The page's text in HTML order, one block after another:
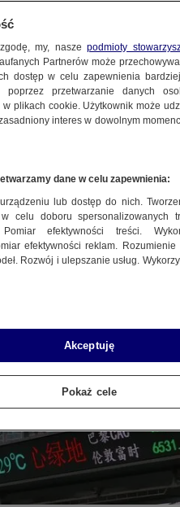
my, naszepodmioty
Partnerów może
dostęp w celu zapewnienia
przetwarzanie danych
plikach cookie. Użytkownik może
interes w dowolnym
dane w celu zapewnienia:
lub dostęp do nich.
celu doboru spersonalizowanych
Pomiar efektywności treści.
efektywności reklam.
Rozwój i ulepszanie usług.
Akceptuję
Pokaż cele